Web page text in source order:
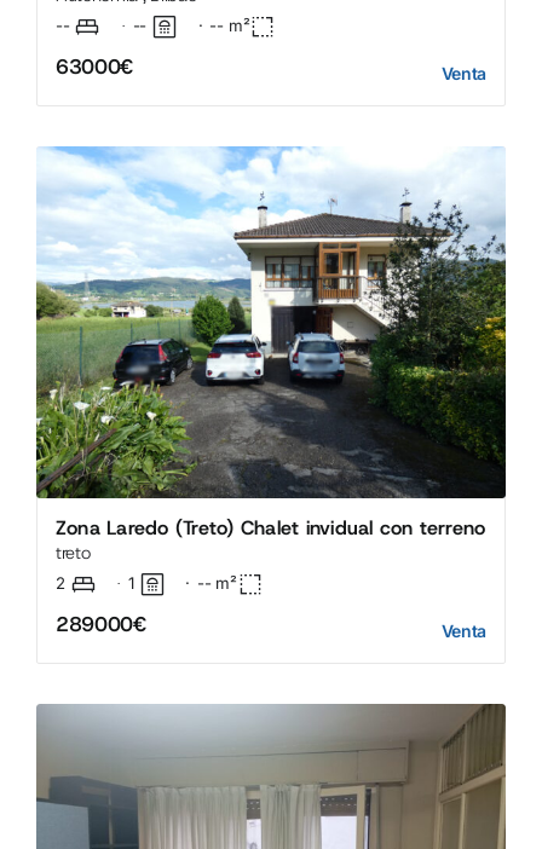
-- · -- · -- m²
63000€ Venta
Zona Laredo (Treto) Chalet invidual con terreno
treto
2 · 1 · -- m²
289000€ Venta